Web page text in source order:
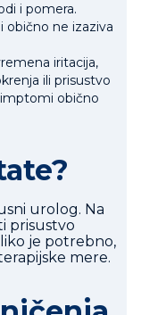
i pomera.
obično ne izaziva
iritacija,
ili prisustvo
obično
urolog. Na
prisustvo
je potrebno,
mere.